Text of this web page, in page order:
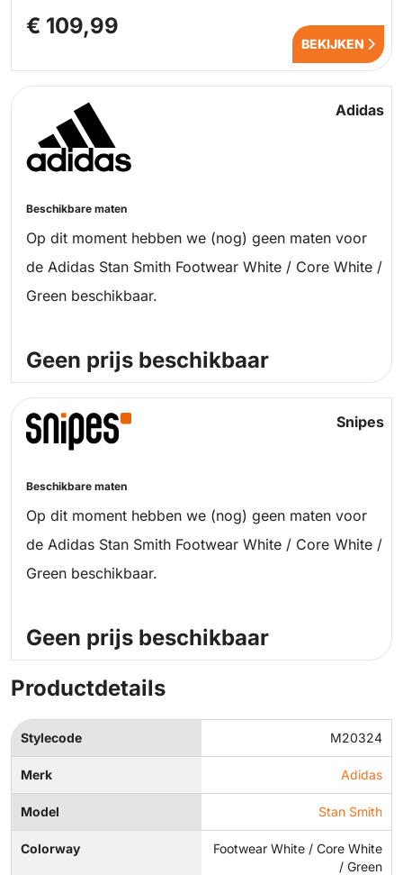
Adidas
Beschikbare maten
Op dit moment hebben we (nog) geen maten voor
de Adidas Stan Smith Footwear White / Core White /
Green beschikbaar.
Geen prijs beschikbaar
Snipes
Beschikbare maten
Op dit moment hebben we (nog) geen maten voor
de Adidas Stan Smith Footwear White / Core White /
Green beschikbaar.
Geen prijs beschikbaar
€ 109,99
BEKIJKEN
Productdetails
Stylecode M20324
Merk Adidas
Model Stan Smith
Colorway
Footwear White / Core White
/ Green